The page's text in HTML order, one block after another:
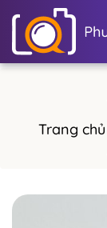
Trang chủ